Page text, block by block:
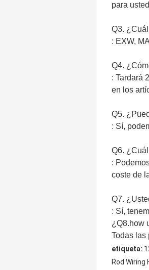
para
Q3.
: EXW,
Q4.
: Tardará
en los
Q5.
: Sí,
Q6.
:
coste de
Q7.
: Sí,
¿Q8.how
Todas las
etiqueta:
Rod